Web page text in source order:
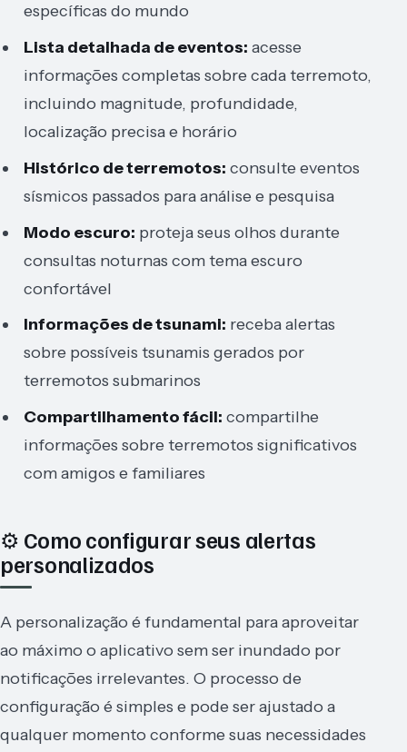
específicas do mundo
Lista detalhada de eventos: acesse
informações completas sobre cada terremoto,
incluindo magnitude, profundidade,
localização precisa e horário
Histórico de terremotos: consulte eventos
sísmicos passados para análise e pesquisa
Modo escuro: proteja seus olhos durante
consultas noturnas com tema escuro
confortável
Informações de tsunami: receba alertas
sobre possíveis tsunamis gerados por
terremotos submarinos
Compartilhamento fácil: compartilhe
informações sobre terremotos significativos
com amigos e familiares
⚙️ Como configurar seus alertas
personalizados
A personalização é fundamental para aproveitar
ao máximo o aplicativo sem ser inundado por
notificações irrelevantes. O processo de
configuração é simples e pode ser ajustado a
qualquer momento conforme suas necessidades